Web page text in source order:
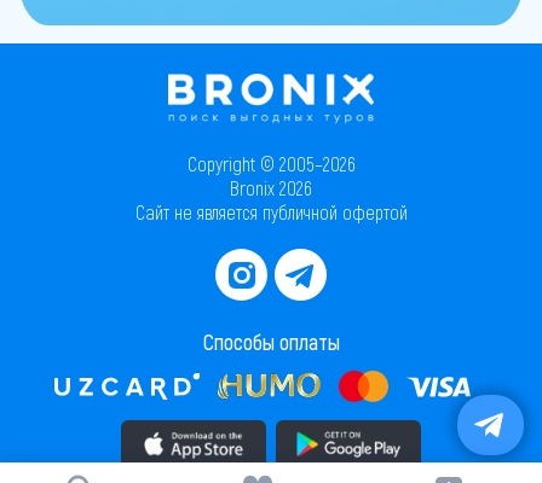
Copyright © 2005–2026
Bronix 2026
Сайт не является публичной офертой
Способы оплаты
Скачать приложение в AppStore Скачать приложение в PlayMarket